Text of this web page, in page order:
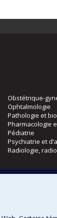
Obstétrique-
Ophtalmologie
Pathologie et
Pharmacologie
Pédiatrie
Psychiatrie et
Radiologie,